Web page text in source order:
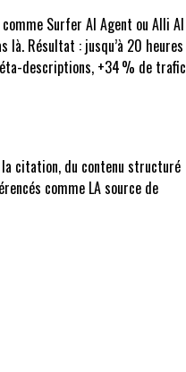
Surfer AI Agent ou Alli AI
Résultat : jusqu’à 20 heures
descriptions, +34 % de trafic
la citation, du contenu structuré
comme LA source de